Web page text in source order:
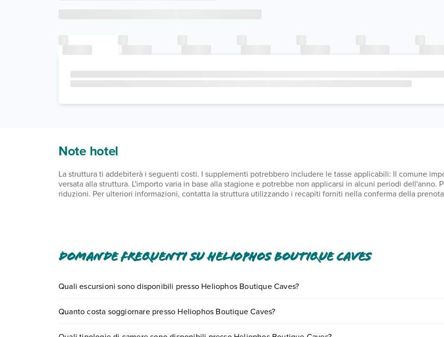
Note hotel
La struttura ti addebiterà i seguenti costi. I supplementi potrebbero includere le tasse applicabili: Il comune
versata alla struttura. L'importo varia in base alla stagione e potrebbe non applicarsi in alcuni periodi dell'anno.
riduzioni. Per ulteriori informazioni, contatta la struttura utilizzando i recapiti forniti nella conferma della
genitori o tutori, utilizzando i letti presenti.
Domande frequenti su Heliophos Boutique Caves
Quali escursioni sono disponibili presso Heliophos Boutique Caves?
numero 0721.17231 oprenotando un appuntamento.
Quanto costa soggiornare presso Heliophos Boutique Caves?